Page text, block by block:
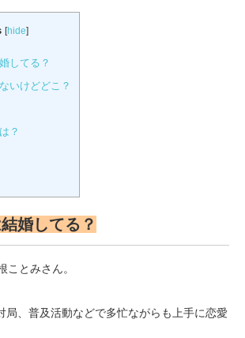
[hide]
してる？
いけどどこ？
？
婚してる？
ことみさん。
局、普及活動などで多忙ながらも上手に恋愛